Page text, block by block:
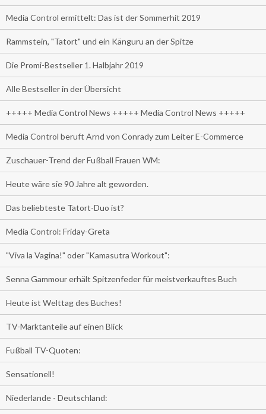
Media Control ermittelt: Das ist der Sommerhit 2019
Rammstein, "Tatort" und ein Känguru an der Spitze
Die Promi-Bestseller 1. Halbjahr 2019
Alle Bestseller in der Übersicht
+++++ Media Control News +++++ Media Control News +++++
Media Control beruft Arnd von Conrady zum Leiter E-Commerce
Zuschauer-Trend der Fußball Frauen WM:
Heute wäre sie 90 Jahre alt geworden.
Das beliebteste Tatort-Duo ist?
Media Control: Friday-Greta
"Viva la Vagina!" oder "Kamasutra Workout":
Senna Gammour erhält Spitzenfeder für meistverkauftes Buch
Heute ist Welttag des Buches!
TV-Marktanteile auf einen Blick
Fußball TV-Quoten:
Sensationell!
Niederlande - Deutschland: